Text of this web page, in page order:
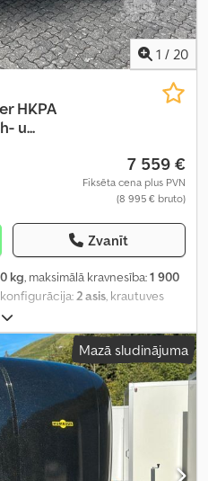
1 / 20
HKPA
u...
7 559 €
Fiksēta cena plus PVN
(8 995 € bruto)
Zvanīt
kg, maksimālā kravnesība:1 900
konfigurācija:2 asis, krautuves
platums:
mm, Ražošanas gads:2026,
veids:mehānisks,
Mazā sludinājuma